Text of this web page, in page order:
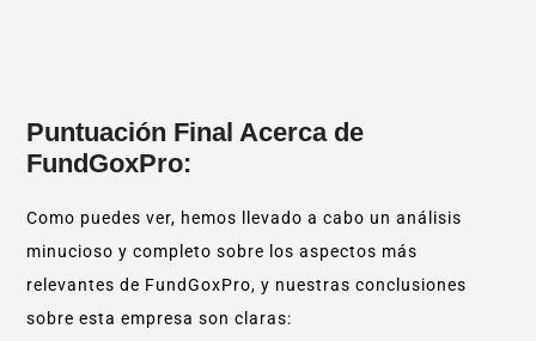
Puntuación Final Acerca de
FundGoxPro:
Como puedes ver, hemos llevado a cabo un análisis
minucioso y completo sobre los aspectos más
relevantes de FundGoxPro, y nuestras conclusiones
sobre esta empresa son claras: